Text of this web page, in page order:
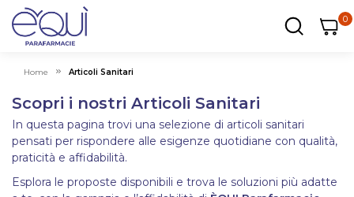
00
Home Articoli Sanitari
Scopri i nostri Articoli Sanitari
In questa pagina trovi una selezione di articoli sanitari
pensati per rispondere alle esigenze quotidiane con qualità,
praticità e affidabilità.
Esplora le proposte disponibili e trova le soluzioni più adatte